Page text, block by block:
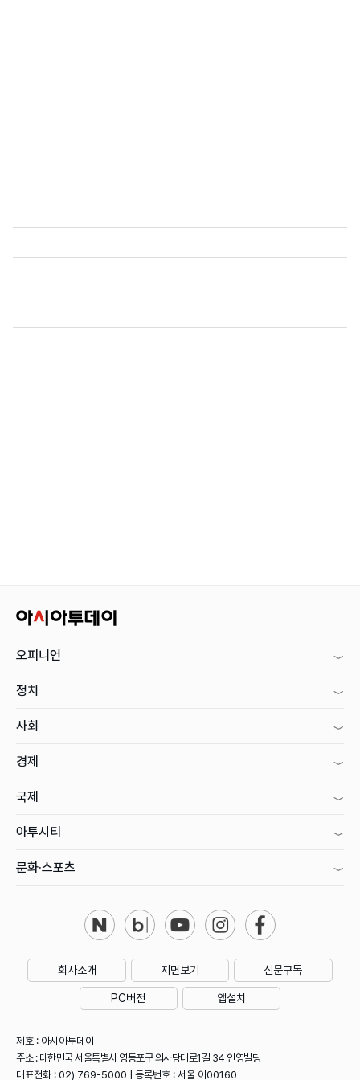
오피니언
정치
사회
경제
국제
아투시티
문화·스포츠
회사소개 지면보기 신문구독
PC버전 앱설치
제호 : 아시아투데이
주소 : 대한민국 서울특별시 영등포구 의사당대로1길 34 인영빌딩
대표전화 : 02) 769-5000 | 등록번호 : 서울 아00160